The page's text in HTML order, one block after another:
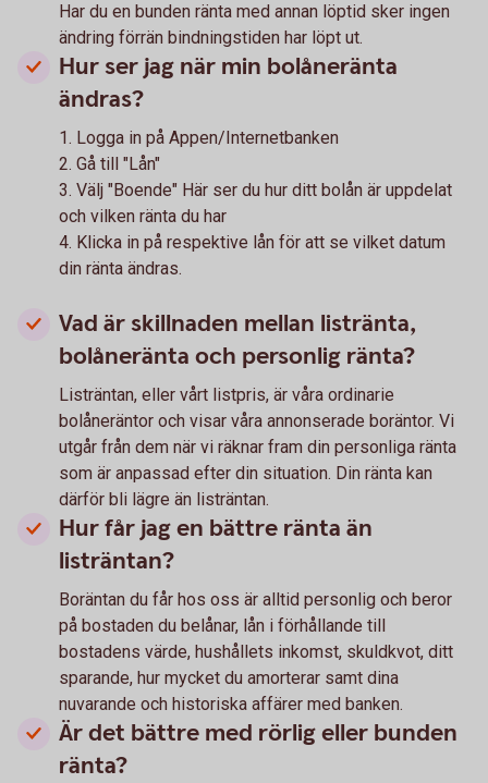
Har du en bunden ränta med annan löptid sker ingen
ändring förrän bindningstiden har löpt ut.
Hur ser jag när min bolåneränta
ändras?
1. Logga in på Appen/Internetbanken
2. Gå till "Lån"
3. Välj "Boende" Här ser du hur ditt bolån är uppdelat
och vilken ränta du har
4. Klicka in på respektive lån för att se vilket datum
din ränta ändras.
Vad är skillnaden mellan listränta,
bolåneränta och personlig ränta?
Listräntan, eller vårt listpris, är våra ordinarie
bolåneräntor och visar våra annonserade boräntor. Vi
utgår från dem när vi räknar fram din personliga ränta
som är anpassad efter din situation. Din ränta kan
därför bli lägre än listräntan.
Hur får jag en bättre ränta än
listräntan?
Boräntan du får hos oss är alltid personlig och beror
på bostaden du belånar, lån i förhållande till
bostadens värde, hushållets inkomst, skuldkvot, ditt
sparande, hur mycket du amorterar samt dina
nuvarande och historiska affärer med banken.
Är det bättre med rörlig eller bunden
ränta?